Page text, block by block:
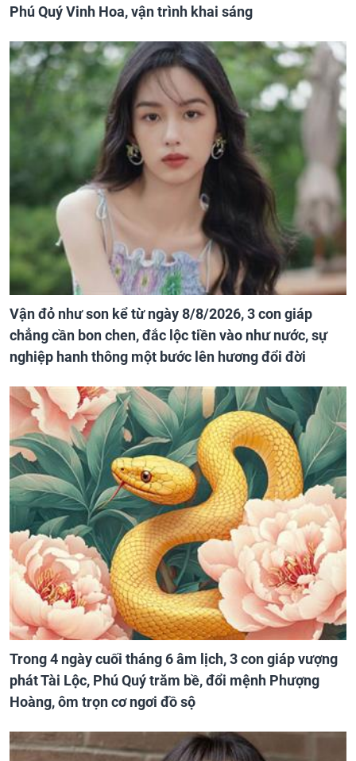
Phú Quý Vinh Hoa, vận trình khai sáng
Vận đỏ như son kể từ ngày 8/8/2026, 3 con giáp
chẳng cần bon chen, đắc lộc tiền vào như nước, sự
nghiệp hanh thông một bước lên hương đổi đời
Trong 4 ngày cuối tháng 6 âm lịch, 3 con giáp vượng
phát Tài Lộc, Phú Quý trăm bề, đổi mệnh Phượng
Hoàng, ôm trọn cơ ngơi đồ sộ